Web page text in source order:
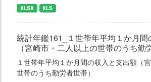
XLSX XLS
統計年鑑161_１世帯年平均１か月
（宮崎市・二人以上の世帯のうち勤
１世帯年平均１か月間の収入と支出額（
世帯のうち勤労者世帯）